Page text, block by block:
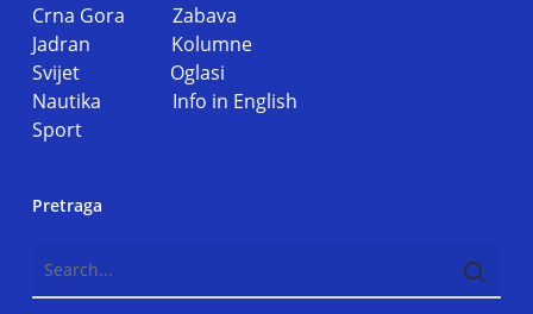
Crna Gora Zabava
Jadran Kolumne
Svijet Oglasi
Nautika Info in English
Sport
Pretraga